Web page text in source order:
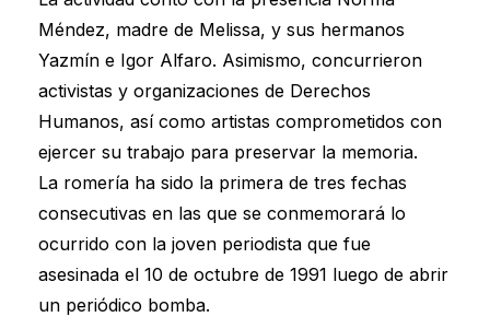
Méndez, madre de Melissa, y sus hermanos
Yazmín e Igor Alfaro. Asimismo, concurrieron
activistas y organizaciones de Derechos
Humanos, así como artistas comprometidos con
ejercer su trabajo para preservar la memoria.
La romería ha sido la primera de tres fechas
consecutivas en las que se conmemorará lo
ocurrido con la joven periodista que fue
asesinada el 10 de octubre de 1991 luego de abrir
un periódico bomba.